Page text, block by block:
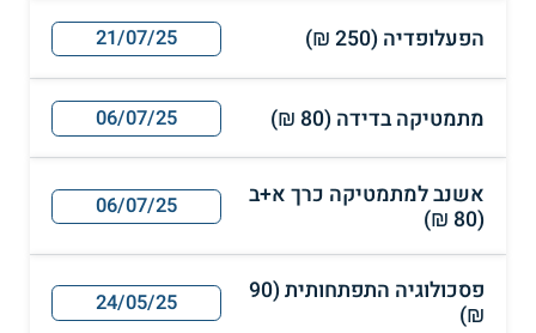
הפעלופדיה (250 ₪) 21/07/25
מתמטיקה בדידה (80 ₪) 06/07/25
אשנב למתמטיקה כרך א+ב
(80 ₪)
06/07/25
פסכולוגיה התפתחותית (90
₪)
24/05/25